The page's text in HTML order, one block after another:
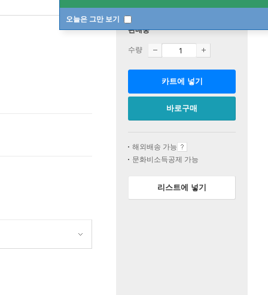
오늘은 그만 보기
판매중
수량
카트에 넣기
바로구매
해외배송 가능
문화비소득공제 가능
리스트에 넣기